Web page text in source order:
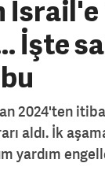
İşte
2024'ten
aldı. İk
yardım